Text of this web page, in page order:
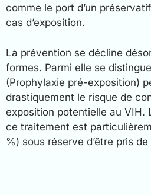
comme le port d’un
cas d’exposition.
La prévention se décline
formes. Parmi elle se
(Prophylaxie pré-exposition)
drastiquement le risque de
exposition potentielle au VIH.
ce traitement est
%) sous réserve d’être pris